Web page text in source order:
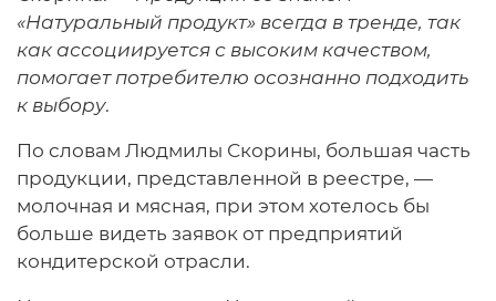
«Натуральный продукт» всегда в тренде, так
как ассоциируется с высоким качеством,
помогает потребителю осознанно подходить
к выбору.
По словам Людмилы Скорины, большая часть
продукции, представленной в реестре, —
молочная и мясная, при этом хотелось бы
больше видеть заявок от предприятий
кондитерской отрасли.